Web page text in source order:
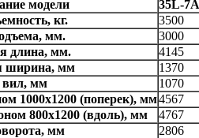
модели
35L-7A
кг.
3500
мм.
3000
длина, мм.
4145
ширина, мм
1370
вил, мм
1070
1000х1200 (поперек), мм4567
800х1200 (вдоль), мм
4767
мм
2806